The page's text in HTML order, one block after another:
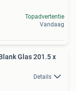
Topadvertentie
Vandaag
Glas 201.5 x
Details